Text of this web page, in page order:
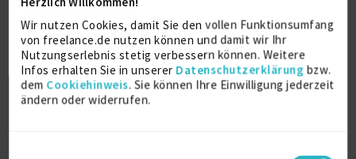
Wir nutzen Cookies, damit Sie den vollen Funktionsumfang
von freelance.de nutzen können und damit wir Ihr
Nutzungserlebnis stetig verbessern können. Weitere
Infos erhalten Sie in unserer Datenschutzerklärung bzw.
dem Cookiehinweis. Sie können Ihre Einwilligung jederzeit
ändern oder widerrufen.
Interim Einkaufsleiter & Geschäftsführer |